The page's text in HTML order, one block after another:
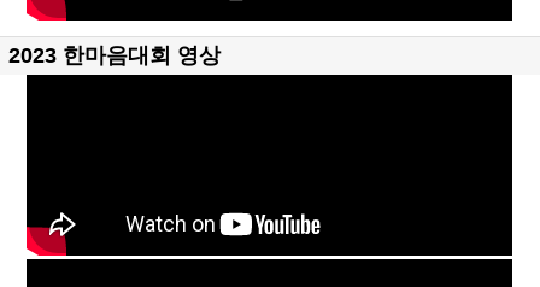
2023 한마음대회 영상